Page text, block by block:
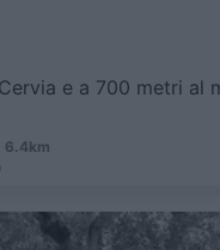
e a 700 metri al
6.4km